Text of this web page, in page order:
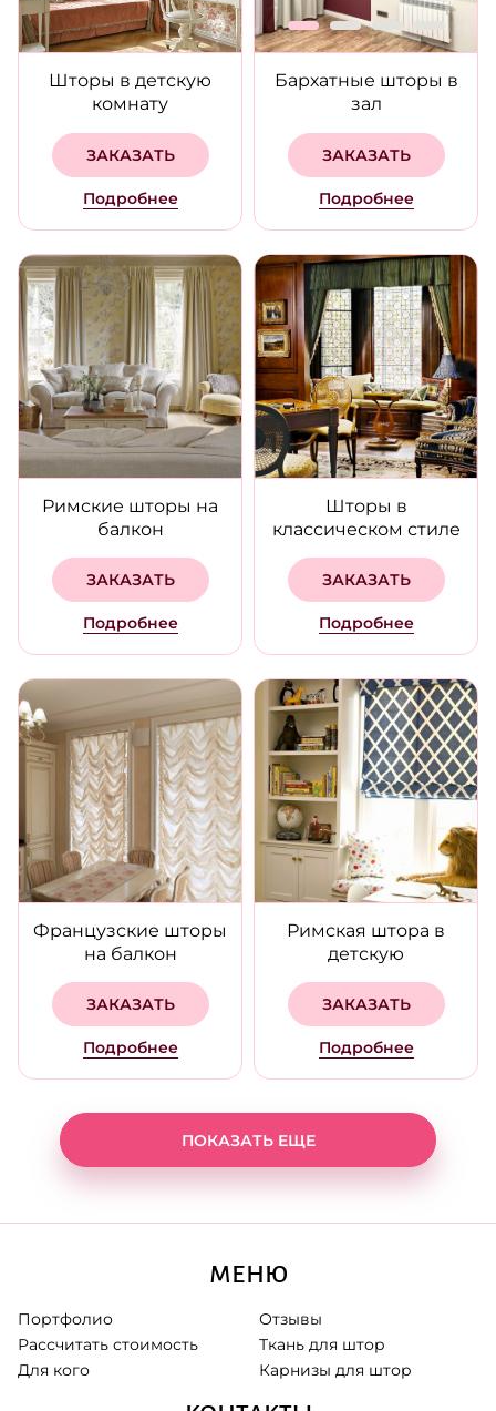
Шторы в детскую
комнату
ЗАКАЗАТЬ
Подробнее
Бархатные шторы в
зал
ЗАКАЗАТЬ
Подробнее
Римские шторы на
балкон
ЗАКАЗАТЬ
Подробнее
Шторы в
классическом стиле
ЗАКАЗАТЬ
Подробнее
Французские шторы
на балкон
ЗАКАЗАТЬ
Подробнее
Римская штора в
детскую
ЗАКАЗАТЬ
Подробнее
ПОКАЗАТЬ ЕЩЕ
МЕНЮ
Портфолио
Рассчитать стоимость
Для кого
Отзывы
Ткань для штор
Карнизы для штор